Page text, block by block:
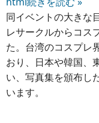
同イベントの大きな
レサークルからコス
た。台湾のコスプレ
おり、日本や韓国、
い、写真集を頒布し
います。